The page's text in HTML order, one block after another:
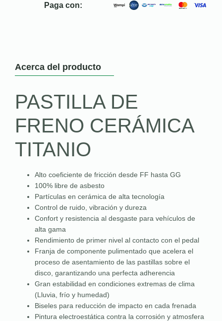
Paga con:
Acerca del producto
PASTILLA DE
FRENO CERÁMICA
TITANIO
Alto coeficiente de fricción desde FF hasta GG
100% libre de asbesto
Partículas en cerámica de alta tecnología
Control de ruido, vibración y dureza
Confort y resistencia al desgaste para vehículos de
alta gama
Rendimiento de primer nivel al contacto con el pedal
Franja de componente pulimentado que acelera el
proceso de asentamiento de las pastillas sobre el
disco, garantizando una perfecta adherencia
Gran estabilidad en condiciones extremas de clima
(Lluvia, frío y humedad)
Biseles para reducción de impacto en cada frenada
Pintura electroestática contra la corrosión y atmosfera